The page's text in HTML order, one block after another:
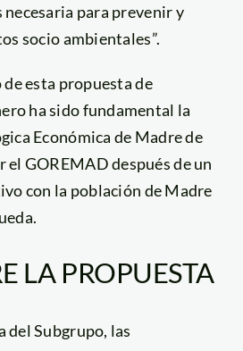
para prevenir y
socio ambientales”.
esta propuesta de
ha sido fundamental la
Económica de Madre de
el GOREMAD después de un
con la población de Madre
LA PROPUESTA
del Subgrupo, las